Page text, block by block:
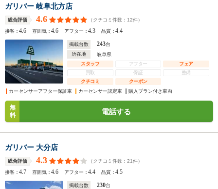
ガリバー 岐阜北方店
総合評価 4.6 （クチコミ件数： 12件）
接客：4.6 雰囲気：4.6 アフター：4.3 品質：4.4
掲載台数 243台
所在地
岐阜県
スタッフ
アフター
フェア
買取
保証
整備
クチコミ
クーポン
カーセンサーアフター保証車
カーセンサー認定車 購入プラン付き車両
無
料
電話する
ガリバー 大分店
総合評価 4.3 （クチコミ件数： 21件）
接客：4.7 雰囲気：4.6 アフター：4.4 品質：4.5
掲載台数 230台